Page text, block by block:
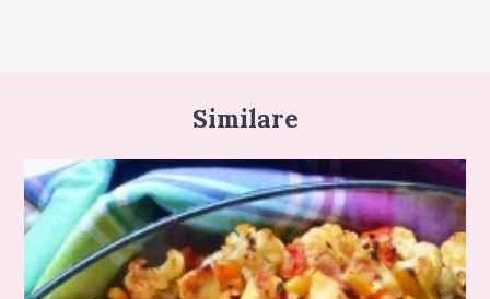
Similare